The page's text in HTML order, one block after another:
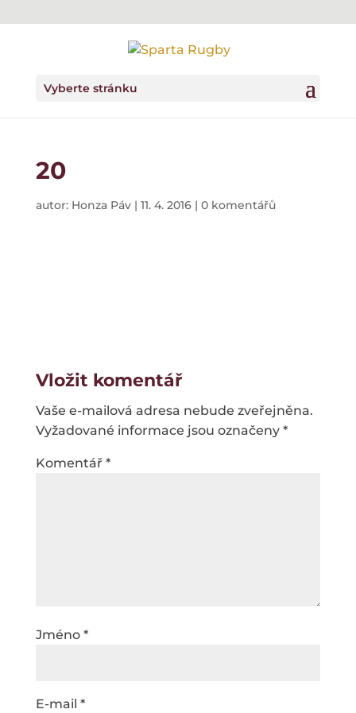
Vyberte stránku
20
autor: Honza Páv| 11. 4. 2016| 0 komentářů
Vložit komentář
Vaše e-mailová adresa nebude zveřejněna.
Vyžadované informace jsou označeny *
Komentář *
Jméno *
E-mail *